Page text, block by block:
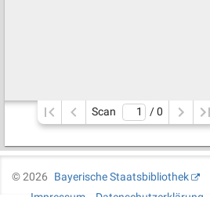
Scan / 0
©2026
Bayerische Staatsbibliothek